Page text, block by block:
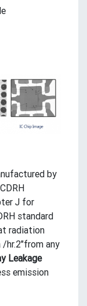
by
J for
standard
radiation
hr.2"from any
Leakage
emission